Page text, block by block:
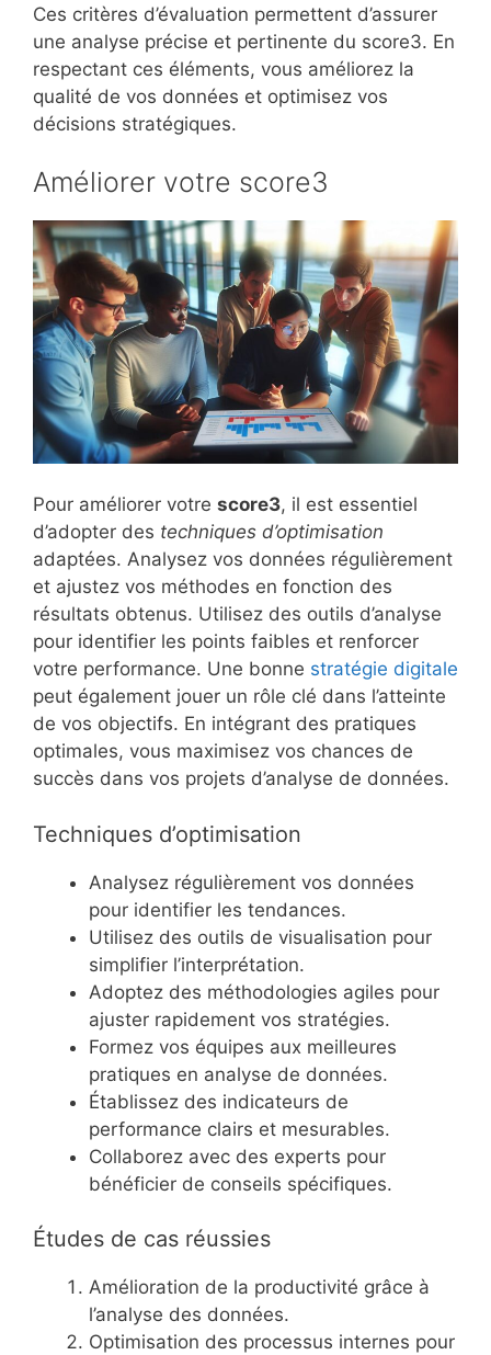
Ces critères d’évaluation permettent d’assurer
une analyse précise et pertinente du score3. En
respectant ces éléments, vous améliorez la
qualité de vos données et optimisez vos
décisions stratégiques.
Améliorer votre score3
Pour améliorer votre score3, il est essentiel
d’adopter des techniques d’optimisation
adaptées. Analysez vos données régulièrement
et ajustez vos méthodes en fonction des
résultats obtenus. Utilisez des outils d’analyse
pour identifier les points faibles et renforcer
votre performance. Une bonne stratégie digitale
peut également jouer un rôle clé dans l’atteinte
de vos objectifs. En intégrant des pratiques
optimales, vous maximisez vos chances de
succès dans vos projets d’analyse de données.
Techniques d’optimisation
Analysez régulièrement vos données
pour identifier les tendances.
Utilisez des outils de visualisation pour
simplifier l’interprétation.
Adoptez des méthodologies agiles pour
ajuster rapidement vos stratégies.
Formez vos équipes aux meilleures
pratiques en analyse de données.
Établissez des indicateurs de
performance clairs et mesurables.
Collaborez avec des experts pour
bénéficier de conseils spécifiques.
Études de cas réussies
Amélioration de la productivité grâce à
l’analyse des données.
Optimisation des processus internes pour